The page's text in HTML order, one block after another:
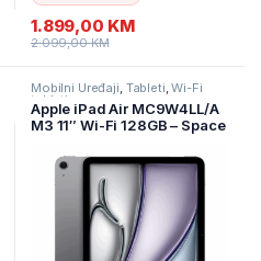
1.899,00 KM
2.099,00KM
Mobilni Uređaji, Tableti,Wi-Fi
tableti
Apple iPad Air MC9W4LL/A
M3 11″ Wi-Fi 128GB – Space